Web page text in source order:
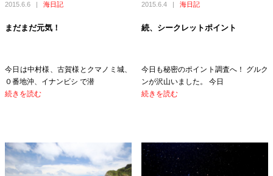
2015.6.6 | 海日記
まだまだ元気！
今日は中村様、古賀様とクマノミ城、
０番地沖、イナンビシ で潜
続きを読む
2015.6.4 | 海日記
続、シークレットポイント
今日も秘密のポイント調査へ！ グルク
ンが沢山いました。 今日
続きを読む